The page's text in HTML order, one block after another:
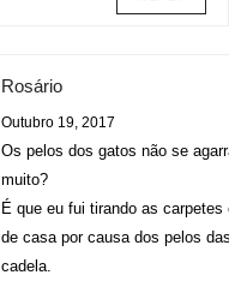
Rosário
Outubro 19, 2017
Os pelos dos gatos não se
muito?
É que eu fui tirando as carpetes cá
de casa por causa dos pelos das
cadela.